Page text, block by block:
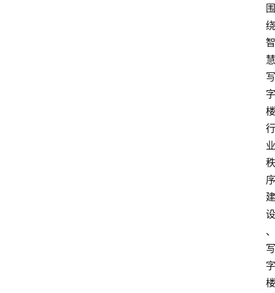
围
绕
智
慧
写
字
楼
行
业
秩
序
建
设
、
写
字
楼